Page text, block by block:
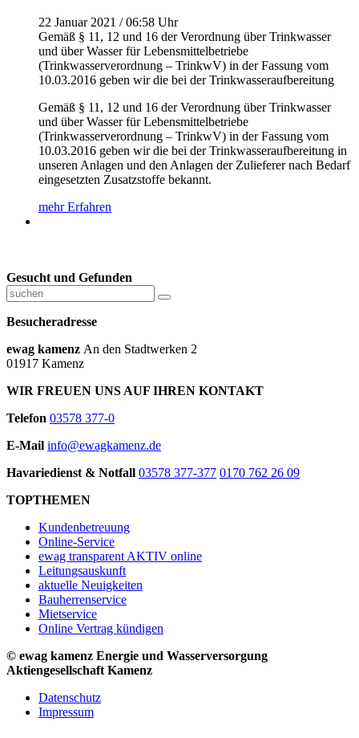
22 Januar 2021 / 06:58 Uhr
Gemäß § 11, 12 und 16 der Verordnung über Trinkwasser
und über Wasser für Lebensmittelbetriebe
(Trinkwasserverordnung – TrinkwV) in der Fassung vom
10.03.2016 geben wir die bei der Trinkwasseraufbereitung
Gemäß § 11, 12 und 16 der Verordnung über Trinkwasser
und über Wasser für Lebensmittelbetriebe
(Trinkwasserverordnung – TrinkwV) in der Fassung vom
10.03.2016 geben wir die bei der Trinkwasseraufbereitung in
unseren Anlagen und den Anlagen der Zulieferer nach Bedarf
eingesetzten Zusatzstoffe bekannt.
mehr Erfahren
Gesucht und Gefunden
Besucheradresse
ewag kamenz An den Stadtwerken 2
01917 Kamenz
WIR FREUEN UNS AUF IHREN KONTAKT
Telefon 03578 377-0
E-Mail info@ewagkamenz.de
Havariedienst & Notfall 03578 377-377 0170 762 26 09
TOPTHEMEN
Kundenbetreuung
Online-Service
ewag transparent AKTIV online
Leitungsauskunft
aktuelle Neuigkeiten
Bauherrenservice
Mietservice
Online Vertrag kündigen
© ewag kamenz Energie und Wasserversorgung
Aktiengesellschaft Kamenz
Datenschutz
Impressum